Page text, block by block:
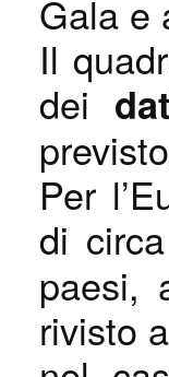
Gala e
Il
dei
Per
di
paesi,
rivisto